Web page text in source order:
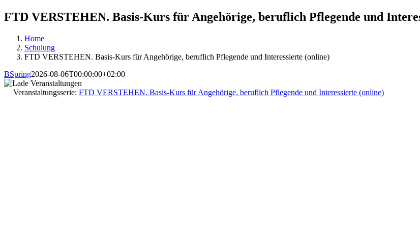
FTD VERSTEHEN. Basis-Kurs für Angehörige, beruflich Pflegende und
Home
Schulung
FTD VERSTEHEN. Basis-Kurs für Angehörige, beruflich Pflegende und Interessierte (online)
BSpring2026-08-06T00:00:00+02:00
Veranstaltungsserie: FTD VERSTEHEN. Basis-Kurs für Angehörige, beruflich Pflegende und Interessierte (online)